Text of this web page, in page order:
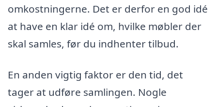
omkostningerne. Det er derfor en god idé
at have en klar idé om, hvilke møbler der
skal samles, før du indhenter tilbud.
En anden vigtig faktor er den tid, det
tager at udføre samlingen. Nogle